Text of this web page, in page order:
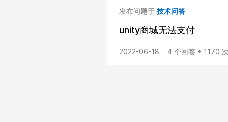
发布问题于 技术问答
unity商城无法支付
2022-06-18 4 个回答 • 1170